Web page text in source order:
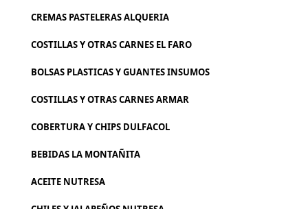
CREMAS PASTELERAS ALQUERIA
COSTILLAS Y OTRAS CARNES EL FARO
BOLSAS PLASTICAS Y GUANTES INSUMOS
COSTILLAS Y OTRAS CARNES ARMAR
COBERTURA Y CHIPS DULFACOL
BEBIDAS LA MONTAÑITA
ACEITE NUTRESA